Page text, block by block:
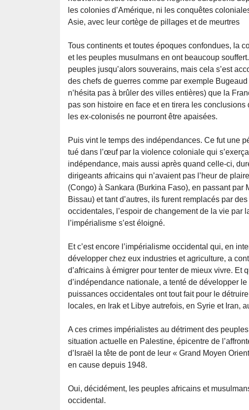
les colonies d’Amérique, ni les conquêtes
Asie, avec leur cortège de pillages et de meurtres
Tous continents et toutes époques confondues, la
et les peuples musulmans en ont beaucoup
peuples jusqu’alors souverains, mais cela s’est
des chefs de guerres comme par exemple
n’hésita pas à brûler des villes entières) que la
pas son histoire en face et en tirera les
les ex-colonisés ne pourront être apaisées.
Puis vint le temps des indépendances. Ce fut une
tué dans l’œuf par la violence coloniale qui
indépendance, mais aussi après quand celle-ci,
dirigeants africains qui n’avaient pas l’heur de
(Congo) à Sankara (Burkina Faso), en passant
Bissau) et tant d’autres, ils furent remplacés par
occidentales, l’espoir de changement de la vie par
l’impérialisme s’est éloigné.
Et c’est encore l’impérialisme occidental qui, en
développer chez eux industries et agriculture, a
d’africains à émigrer pour tenter de mieux vivre. Et
d’indépendance nationale, a tenté de développer
puissances occidentales ont tout fait pour le
locales, en Irak et Libye autrefois, en Syrie et Iran,
A ces crimes impérialistes au détriment des
situation actuelle en Palestine, épicentre de
d’Israël la tête de pont de leur « Grand Moyen
en cause depuis 1948.
Oui, décidément, les peuples africains et
occidental.